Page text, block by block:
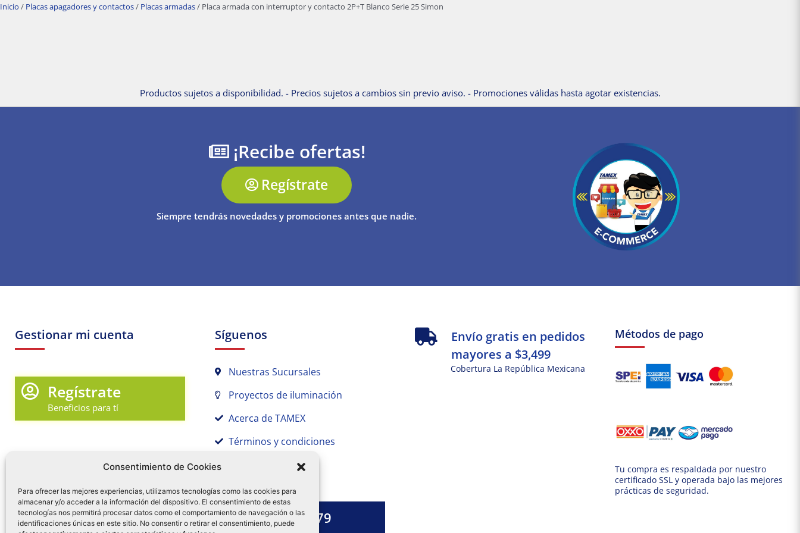
Consentimiento de Cookies
Para ofrecer las mejores experiencias, utilizamos tecnologías como las cookies para
almacenar y/o acceder a la información del dispositivo. El consentimiento de estas
tecnologías nos permitirá procesar datos como el comportamiento de navegación o las
identificaciones únicas en este sitio. No consentir o retirar el consentimiento, puede
Inicio / Placas apagadores y contactos/ Placas armadas/ Placa armada con interruptor y contacto 2P+T Blanco Serie 25 Simon
Productos sujetos a disponibilidad. - Precios sujetos a cambios sin previo aviso. - Promociones válidas hasta agotar existencias.
¡Recibe ofertas!
Regístrate
Siempre tendrás novedades y promociones antes que nadie.
Gestionar mi cuenta
Regístrate
Beneficios para tí
Mi Cuenta en Tamex
Mis Favoritos
Síguenos
Nuestras Sucursales
Proyectos de iluminación
Acerca de TAMEX
Términos y condiciones
Aviso de Privacidad
55 1328 13 79
Envío gratis en pedidos
mayores a $3,499
Cobertura La República Mexicana
Métodos de pago
Tu compra es respaldada por nuestro
certificado SSL y operada bajo las mejores
prácticas de seguridad.